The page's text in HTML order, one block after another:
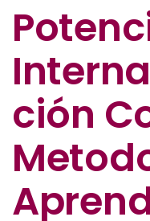
Ción